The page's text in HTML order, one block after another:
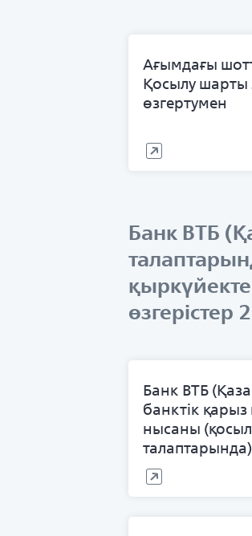
Ағымдағы
Қосылу шарты
өзгертумен
Банк ВТБ
Банк ВТБ
банктік
нысаны
талаптарында)